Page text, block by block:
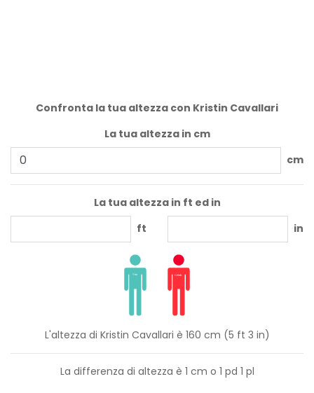
Confronta la tua altezza con Kristin Cavallari
La tua altezza in cm
cm
La tua altezza in ft ed in
ft
in
L'altezza di Kristin Cavallari è 160 cm (5 ft 3 in)
La differenza di altezza è 1 cm o 1 pd 1 pl